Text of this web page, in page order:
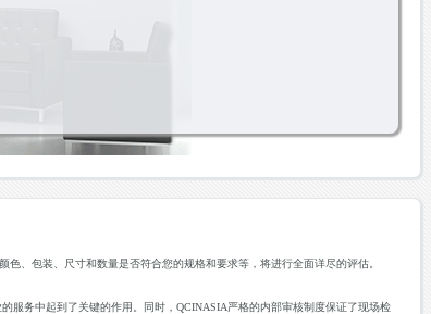
、包装、尺寸和数量是否符合您的规格和要求等，将进行全面详尽的评估。
服务中起到了关键的作用。同时，QCINASIA严格的内部审核制度保证了现场检